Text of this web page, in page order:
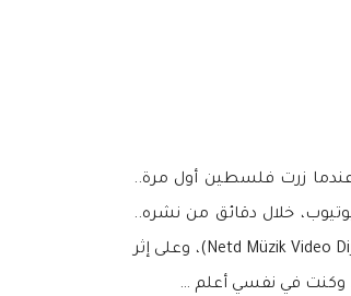
زرت فلسطين أول مرة..
خلال دقائق من نشره..
جاءتني رسالة من إدارة اليوتيوب تعلمني أنَّ الموسيقى المستخدمة في الفيديو حقوقها محفوظة لدى شركة ميديا تركية تُدعى (Netd Müzik Video Dijital Platform)، وعلى إثر
وكنت في نفسي أعلم …